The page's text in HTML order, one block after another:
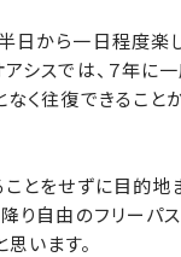
から一日程度楽
シスでは、７年
く往復できること
とをせずに目的
自由のフリーパス
います。